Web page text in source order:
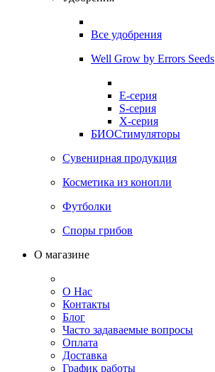
Все удобрения
Well Grow by Errors Seeds
E-серия
S-серия
X-серия
БИОСтимуляторы
Сувенирная продукция
Косметика из конопли
Футболки
Споры грибов
О магазине
О Нас
Контакты
Блог
Часто задаваемые вопросы
Оплата
Доставка
График работы